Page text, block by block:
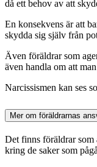
då ett behov av att
En konsekvens är att
skydda sig själv från
Även föräldrar som
även handla om att
Narcissismen kan ses
Mer om föräldrarnas
Det finns föräldrar som
kring de saker som